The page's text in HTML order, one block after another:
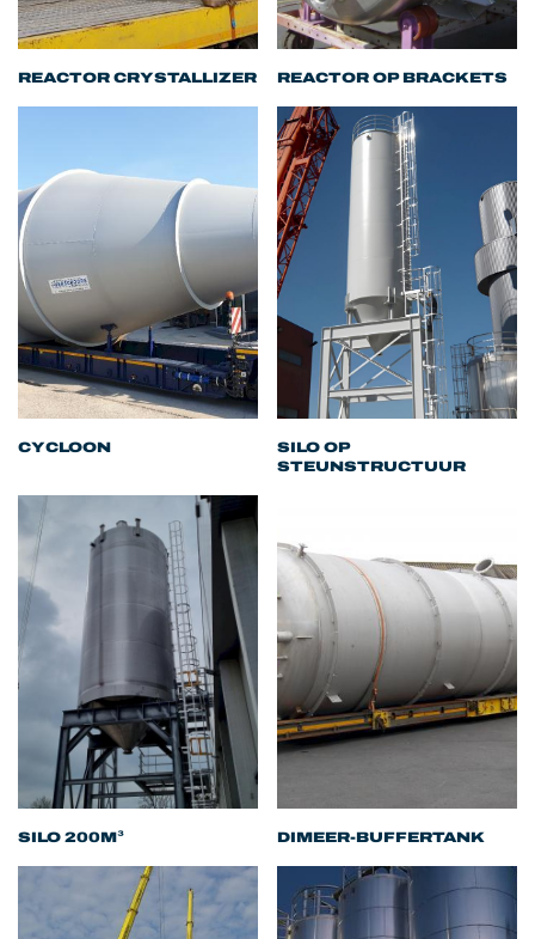
REACTOR CRYSTALLIZER REACTOR OP BRACKETS
CYCLOON
SILO OP
STEUNSTRUCTUUR
SILO 200M³ DIMEER-BUFFERTANK